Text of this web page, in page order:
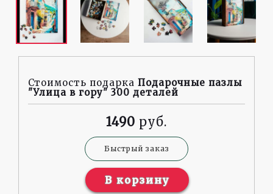
Стоимость подарка Подарочные пазлы
"Улица в гору" 300 деталей
1490
Быстрый заказ
В корзину